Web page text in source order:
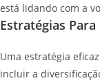
está lidando com a
Estratégias
Uma estratégia
incluir a